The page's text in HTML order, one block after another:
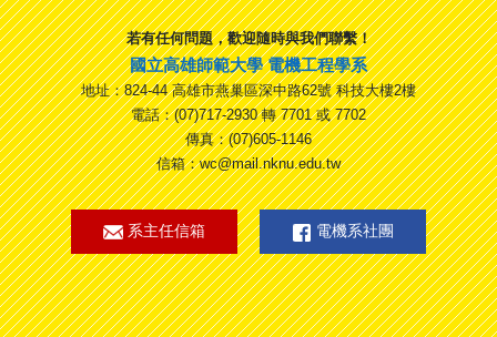
若有任何問題，歡迎隨時與我們聯繫！
國立高雄師範大學 電機工程學系
地址：824-44 高雄市燕巢區深中路62號 科技大樓2樓
電話：(07)717-2930 轉 7701 或 7702
傳真：(07)605-1146
信箱：wc@mail.nknu.edu.tw
系主任信箱 電機系社團